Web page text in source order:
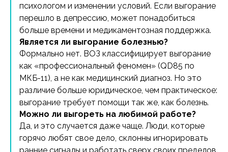
психологом и изменении условий. Если выгорание
перешло в депрессию, может понадобиться
больше времени и медикаментозная поддержка.
Является ли выгорание болезнью?
Формально нет. ВОЗ классифицирует выгорание
как «профессиональный феномен» (QD85 по
МКБ-11), а не как медицинский диагноз. Но это
различие больше юридическое, чем практическое:
выгорание требует помощи так же, как болезнь.
Можно ли выгореть на любимой работе?
Да, и это случается даже чаще. Люди, которые
горячо любят свое дело, склонны игнорировать